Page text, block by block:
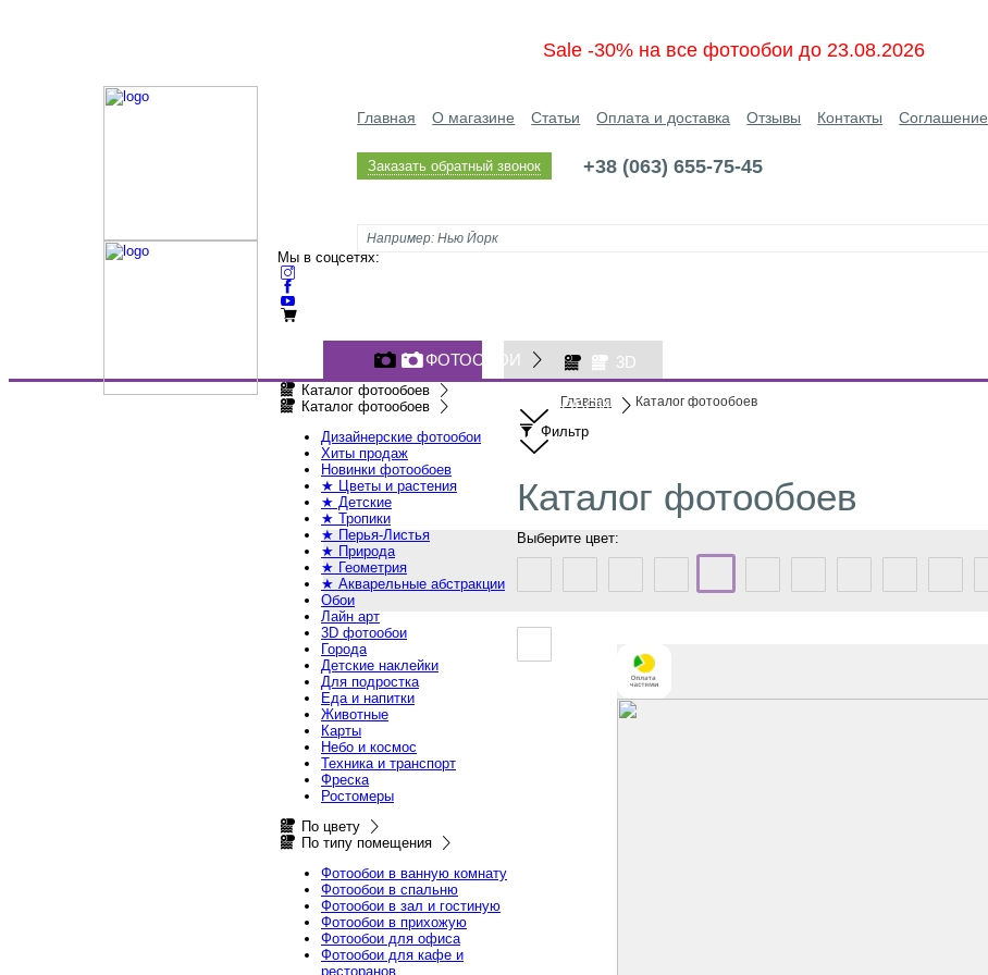
Sale -30% на все фотообои до 23.08.2026
Главная О магазине Статьи Оплата и доставка Отзывы Контакты Соглашение
Заказать обратный звонок +38 (063) 655-75-45
Мы в соцсетях:
ФОТООБОИ 3D
ОБОИ
Каталог фотообоев
Каталог фотообоев
Дизайнерские фотообои
Хиты продаж
Новинки фотообоев
★ Цветы и растения
★ Детские
★ Тропики
★ Перья-Листья
★ Природа
★ Геометрия
★ Акварельные абстракции
Обои
Лайн арт
3D фотообои
Города
Детские наклейки
Для подростка
Еда и напитки
Животные
Карты
Небо и космос
Техника и транспорт
Фреска
Ростомеры
По цвету
По типу помещения
Фотообои в ванную комнату
Фотообои в спальню
Фотообои в зал и гостиную
Фотообои в прихожую
Фотообои для офиса
Фотообои для кафе и
ресторанов
Главная Каталог фотообоев
Фильтр
Каталог фотообоев
Выберите цвет: